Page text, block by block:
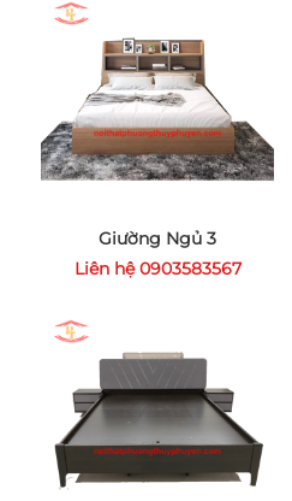
Giường Ngủ 3
Liên hệ 0903583567